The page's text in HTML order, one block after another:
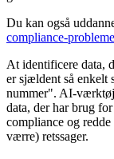
Du kan også
compliance-
At identificere data,
er sjældent så enkelt
nummer". AI-
data, der har brug
compliance og
værre) retssager.